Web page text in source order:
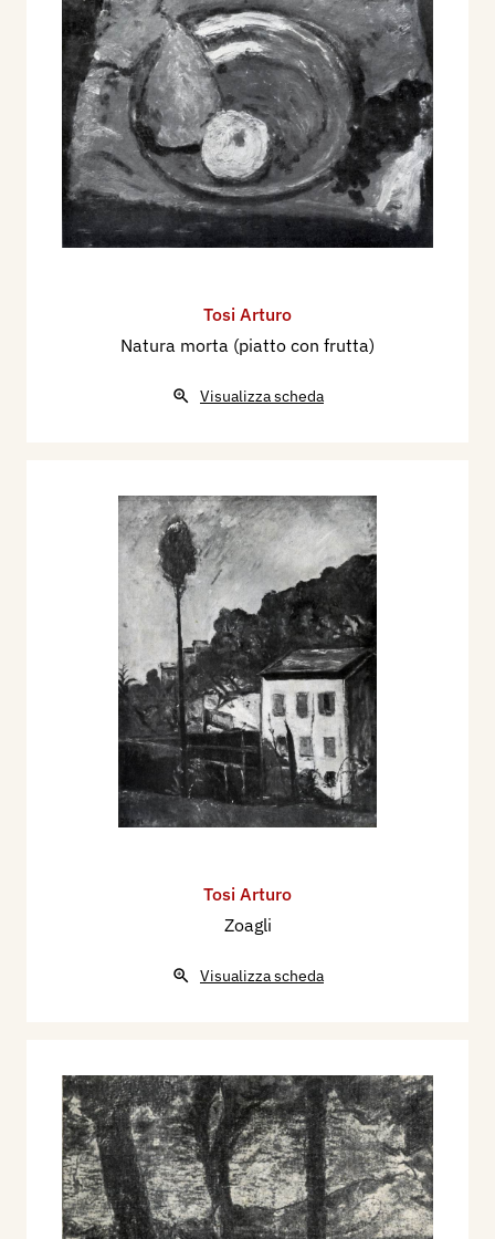
Tosi Arturo
Natura morta (piatto con frutta)
Visualizza scheda
Tosi Arturo
Zoagli
Visualizza scheda